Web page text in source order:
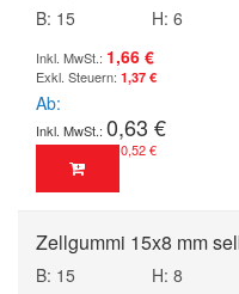
B: 15
H: 6
1,66 €
1,37 €
Ab
0,63 €
0,52 €
Zellgummi 15x8 mm
B: 15
H: 8